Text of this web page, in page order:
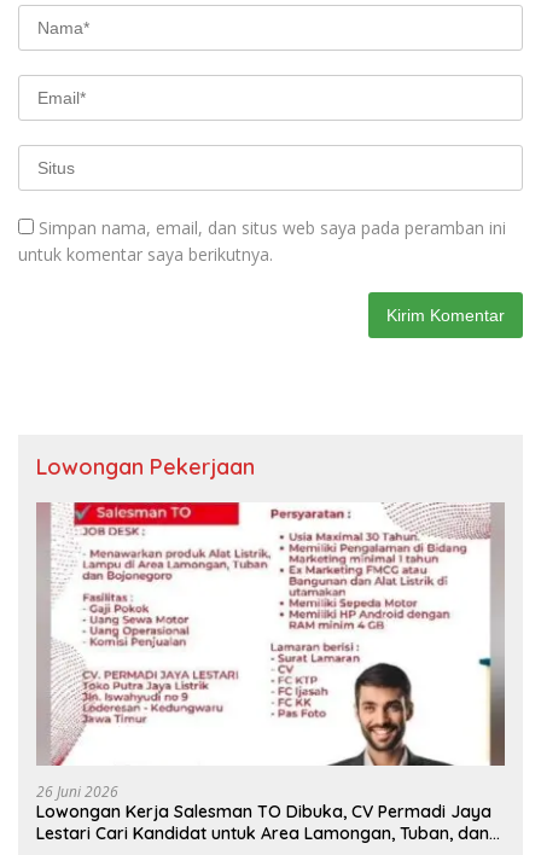
Simpan nama, email, dan situs web saya pada peramban ini
untuk komentar saya berikutnya.
Lowongan Pekerjaan
26 Juni 2026
Lowongan Kerja Salesman TO Dibuka, CV Permadi Jaya
Lestari Cari Kandidat untuk Area Lamongan, Tuban, dan